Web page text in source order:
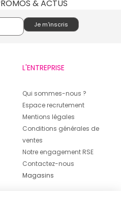
& ACTUS
L'ENTREPRISE
Qui sommes-nous ?
Espace recrutement
Mentions légales
Conditions générales de
ventes
Notre engagement RSE
Contactez-nous
Magasins